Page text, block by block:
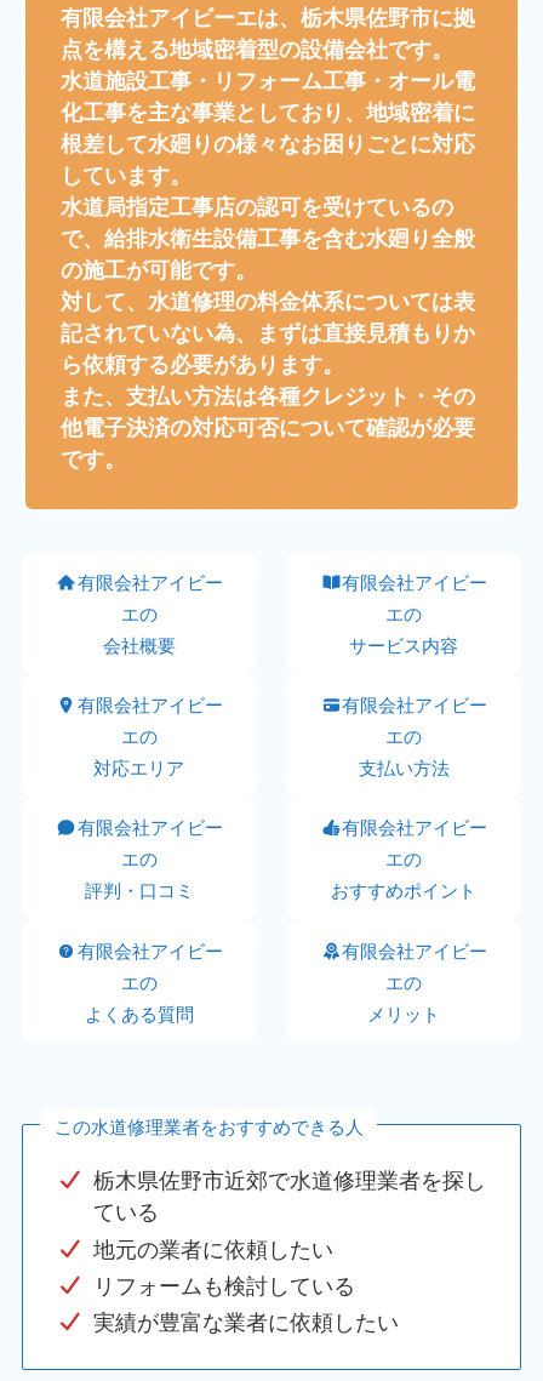
有限会社アイビーエは、栃木県佐野市に拠
点を構える地域密着型の設備会社です。
水道施設工事・リフォーム工事・オール電
化工事を主な事業としており、地域密着に
根差して水廻りの様々なお困りごとに対応
しています。
水道局指定工事店の認可を受けているの
で、給排水衛生設備工事を含む水廻り全般
の施工が可能です。
対して、水道修理の料金体系については表
記されていない為、まずは直接見積もりか
ら依頼する必要があります。
また、支払い方法は各種クレジット・その
他電子決済の対応可否について確認が必要
です。
有限会社アイビー
エの
会社概要
有限会社アイビー
エの
サービス内容
有限会社アイビー
エの
対応エリア
有限会社アイビー
エの
支払い方法
有限会社アイビー
エの
評判・口コミ
有限会社アイビー
エの
おすすめポイント
有限会社アイビー
エの
よくある質問
有限会社アイビー
エの
メリット
この水道修理業者をおすすめできる人
栃木県佐野市近郊で水道修理業者を探し
ている
地元の業者に依頼したい
リフォームも検討している
実績が豊富な業者に依頼したい